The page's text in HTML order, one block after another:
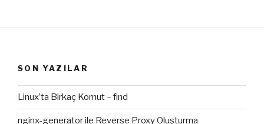
SON YAZILAR
Linux’ta Birkaç Komut – find
nginx-generator ile Reverse Proxy Oluşturma